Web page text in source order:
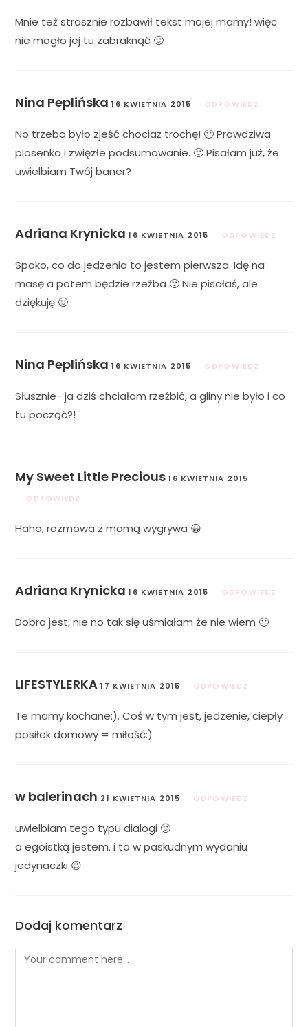
Mnie też strasznie rozbawił tekst mojej mamy! więc
nie mogło jej tu zabraknąć 🙂
Nina Peplińska 16 KWIETNIA 2015 ODPOWIEDZ
No trzeba było zjeść chociaż trochę! 🙂 Prawdziwa
piosenka i zwięzłe podsumowanie. 🙂 Pisałam już, że
uwielbiam Twój baner?
Adriana Krynicka 16 KWIETNIA 2015 ODPOWIEDZ
Spoko, co do jedzenia to jestem pierwsza. Idę na
masę a potem będzie rzeźba 🙂 Nie pisałaś, ale
dziękuję 🙂
Nina Peplińska 16 KWIETNIA 2015 ODPOWIEDZ
Słusznie- ja dziś chciałam rzeźbić, a gliny nie było i co
tu począć?!
My Sweet Little Precious 16 KWIETNIA 2015
ODPOWIEDZ
Haha, rozmowa z mamą wygrywa 😀
Adriana Krynicka 16 KWIETNIA 2015 ODPOWIEDZ
Dobra jest, nie no tak się uśmiałam że nie wiem 🙂
LIFESTYLERKA 17 KWIETNIA 2015 ODPOWIEDZ
Te mamy kochane:). Coś w tym jest, jedzenie, ciepły
posiłek domowy = miłość:)
w balerinach 21 KWIETNIA 2015 ODPOWIEDZ
uwielbiam tego typu dialogi 🙂
a egoistką jestem. i to w paskudnym wydaniu
jedynaczki 😉
Dodaj komentarz